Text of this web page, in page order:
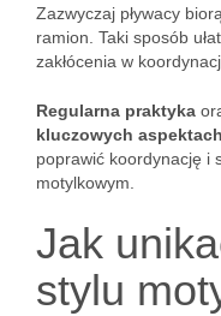
Zazwyczaj pływacy
ramion. Taki sposób
zakłócenia w
Regularna praktyka
kluczowych
poprawić koordynację i
motylkowym.
Jak
stylu